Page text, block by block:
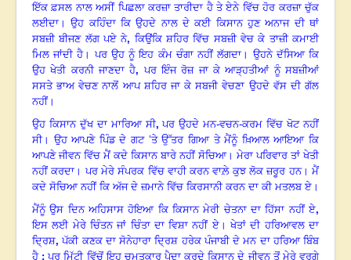
ਇੱਕ ਫ਼ਸਲ ਨਾਲ ਅਸੀਂ ਪਿਛਲਾ ਕਰਜ਼ਾ ਤਾਰੀਦਾ ਹੈ ਤੇ ਏਨੇ ਵਿੱਚ ਹੋਰ ਕਰਜ਼ਾ ਚੁੱਕ
ਲਈਦਾ। ਉਹ ਕਹਿੰਦਾ ਕਿ ਉਹਦੇ ਨਾਲ ਦੇ ਕਈ ਕਿਸਾਨ ਹੁਣ ਅਨਾਜ ਦੀ ਥਾਂ
ਸਬਜ਼ੀ ਬੀਜਣ ਲੱਗ ਪਏ ਨੇ, ਕਿਉਂਕਿ ਸ਼ਹਿਰ ਵਿੱਚ ਸਬਜ਼ੀ ਵੇਚ ਕੇ ਤਾਜ਼ੀ ਕਮਾਈ
ਮਿਲ ਜਾਂਦੀ ਹੈ। ਪਰ ਉਹ ਨੂੰ ਇਹ ਕੰਮ ਚੰਗਾ ਨਹੀਂ ਲੱਗਦਾ। ਉਹਨੇ ਦੱਸਿਆ ਕਿ
ਉਹ ਖੇਤੀ ਕਰਨੀ ਜਾਣਦਾ ਹੈ, ਪਰ ਇੰਜ ਰੋਜ਼ ਜਾ ਕੇ ਆੜ੍ਹਤੀਆਂ ਨੂੰ ਸਬਜ਼ੀਆਂ
ਸਸਤੇ ਭਾਅ ਵੇਚਣ ਨਾਲੋਂ ਆਪ ਸ਼ਹਿਰ ਜਾ ਕੇ ਸਬਜੀ ਵੇਚਣਾ ਉਹਦੇ ਵੱਸ ਦੀ ਗੱਲ
ਨਹੀਂ।
ਉਹ ਕਿਸਾਨ ਦੁੱਖ ਦਾ ਮਾਰਿਆ ਸੀ,ਪਰ ਉਹਦੇ ਮਨ-ਵਚਨ-ਕਰਮ ਵਿੱਚ ਖੋਟ ਨਹੀਂ
ਸੀ। ਉਹ ਆਪਣੇ ਪਿੰਡ ਦੇ ਗਟ ’ਤੇ ਉੱਤਰ ਗਿਆ ਤੇ ਮੈਂਨੂੰ ਖ਼ਿਆਲ ਆਇਆ ਕਿ
ਆਪਣੇ ਜੀਵਨ ਵਿੱਚ ਮੈਂ ਕਦੇ ਕਿਸਾਨ ਬਾਰੇ ਨਹੀਂ ਸੋਚਿਆ। ਮੇਰਾ ਪਰਿਵਾਰ ਤਾਂ ਖੇਤੀ
ਨਹੀਂ ਕਰਦਾ। ਪਰ ਮੇਰੇ ਸੰਪਰਕ ਵਿੱਚ ਵਾਹੀ ਕਰਨ ਵਾਲ਼ੇ ਕੁਝ ਲੋਕ ਜ਼ਰੂਰ ਹਨ। ਮੈਂ
ਕਦੇ ਸੋਚਿਆ ਨਹੀਂ ਕਿ ਅੱਜ ਦੇ ਜ਼ਮਾਨੇ ਵਿੱਚ ਕਿਰਸਾਨੀ ਕਰਨ ਦਾ ਕੀ ਮਤਲਬ ਏ।
ਮੈਂਨੂੰ ਉਸ ਦਿਨ ਅਹਿਸਾਸ ਹੋਇਆ ਕਿ ਕਿਸਾਨ ਮੇਰੀ ਚੇਤਨਾ ਦਾ ਹਿੱਸਾ ਨਹੀਂ ਏ,
ਇਸ ਲਈ ਮੇਰੇ ਚਿੰਤਨ ਜਾਂ ਚਿੰਤਾ ਦਾ ਵਿਸ਼ਾ ਨਹੀਂ ਏ। ਖੇਤਾਂ ਦੀ ਹਰਿਆਵਲ ਦਾ
ਦ੍ਰਿਸ਼,ਪੱਕੀ ਕਣਕ ਦਾ ਸੋਨੇਹਾਰਾ ਦ੍ਰਿਸ਼ ਹਰੇਕ ਪੰਜਾਬੀ ਦੇ ਮਨ ਦਾ ਹਰਿਆ ਬਿੰਬ
ਹੈ ;ਪਰ ਮਿੱਟੀ ਵਿੱਚੋਂ ਇਹ ਚਮਤਕਾਰ ਪੈਦਾ ਕਰਦੇ ਕਿਸਾਨ ਦੇ ਜੀਵਨ ਤੋਂ ਮੇਰੇ ਵਰਗੇ